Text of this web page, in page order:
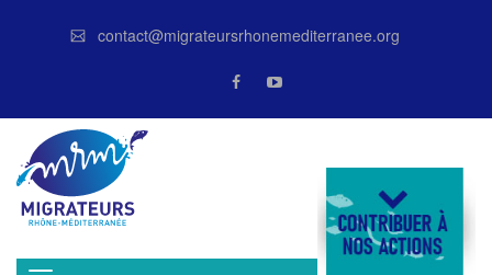
contact@migrateursrhonemediterranee.org
DONATE